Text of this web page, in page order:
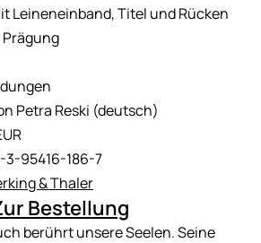
Leineneinband, Titel und Rücken
Petra Reski (deutsch)
3-95416-186-7
& Thaler
Bestellung
berührt unsere Seelen. Seine